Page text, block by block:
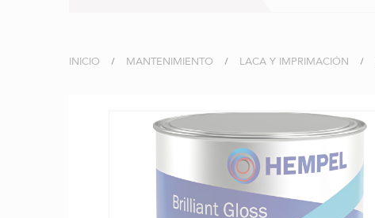
INICIO MANTENIMIENTO LACA Y IMPRIMACIÓN